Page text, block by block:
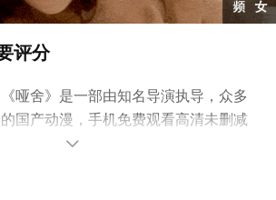
评分
哑舍》是一部由知名导演执导，众多
国产动漫，手机免费观看高清未删减
天堂电影网，更多相关信息可移步至
